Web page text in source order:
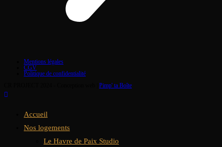
Mentions légales
CGV
Politique de confidentialité
Pimp' ta Boîte
Accueil
Nos logements
Le Havre de Paix Studio